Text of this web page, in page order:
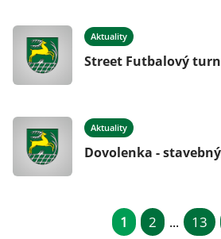
Aktuality
Street Futbalový
Aktuality
Dovolenka -
1 2 ... 13